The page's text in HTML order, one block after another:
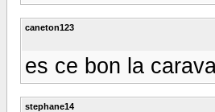
caneton123
es ce bon la
stephane14